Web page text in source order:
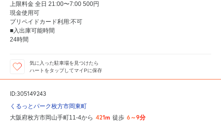
上限料金 全日 21:00〜7:00 500円
現金使用可
プリペイドカード利用:不可
■入出庫可能時間
24時間
気に入った駐車場を見つけたら
ハートをタップしてマイPに保存
ID:305149243
くるっとパーク枚方市岡東町
大阪府枚方市岡山手町11-4から 421m 徒歩 6～9分